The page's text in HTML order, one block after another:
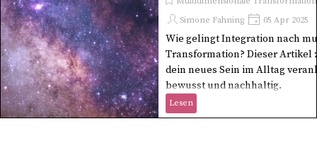
Simone Fahning
05 Apr 2025
Wie gelingt Integration nach
Transformation? Dieser Artikel
dein neues Sein im Alltag
bewusst und nachhaltig.
Lesen